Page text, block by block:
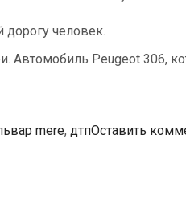
человек.
Peugeot 306,
mere, дтпОставить